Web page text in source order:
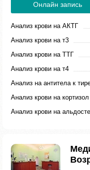
Онлайн запись
Анализ крови на АКТГ
Анализ крови на т3
Анализ крови на ТТГ
Анализ крови на т4
Анализ на антитела к
Анализ крови на кортизол
Анализ крови на